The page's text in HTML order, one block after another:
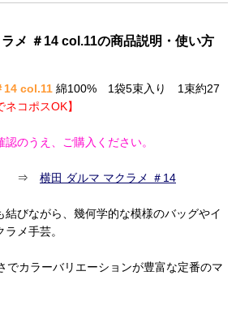
メ ＃14 col.11の商品説明・使い方
14 col.11 綿100% 1袋5束入り 1束約27
ネコポスOK】
認のうえ、ご購入ください。
。 ⇒ 横田 ダルマ マクラメ ＃14
結びながら、幾何学的な模様のバッグやイ
メ手芸。
でカラーバリエーションが豊富な定番のマ